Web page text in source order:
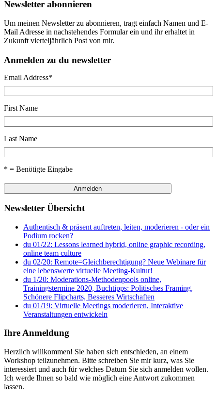
Newsletter abonnieren
Um meinen Newsletter zu abonnieren, tragt einfach Namen und E-
Mail Adresse in nachstehendes Formular ein und ihr erhaltet in
Zukunft vierteljährlich Post von mir.
Anmelden zu du newsletter
Email Address*
First Name
Last Name
* = Benötigte Eingabe
Newsletter Übersicht
Authentisch & präsent auftreten, leiten, moderieren - oder ein
Podium rocken?
du 01/22: Lessons learned hybrid, online graphic recording,
online team culture
du 02/20: Remote=Gleichberechtigung? Neue Webinare für
eine lebenswerte virtuelle Meeting-Kultur!
du 1/20: Moderations-Methodenpools online,
Trainingstermine 2020, Buchtipps: Politisches Framing,
Schönere Flipcharts, Besseres Wirtschaften
du 01/19: Virtuelle Meetings moderieren, Interaktive
Veranstaltungen entwickeln
Ihre Anmeldung
Herzlich willkommen! Sie haben sich entschieden, an einem
Workshop teilzunehmen. Bitte schreiben Sie mir kurz, was Sie
interessiert und auch für welches Datum Sie sich anmelden wollen.
Ich werde Ihnen so bald wie möglich eine Antwort zukommen
lassen.